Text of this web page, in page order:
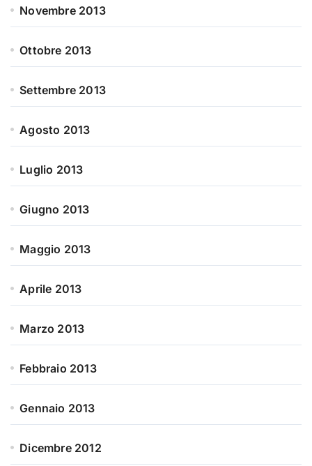
Novembre 2013
Ottobre 2013
Settembre 2013
Agosto 2013
Luglio 2013
Giugno 2013
Maggio 2013
Aprile 2013
Marzo 2013
Febbraio 2013
Gennaio 2013
Dicembre 2012